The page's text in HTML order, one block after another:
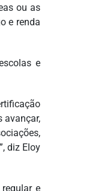
ou as
e renda
e
avançar,
diz Eloy
e